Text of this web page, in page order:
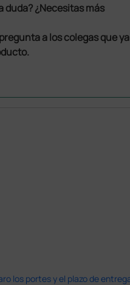
duda? ¿Necesitas más
a los colegas que ya
los portes y el plazo de